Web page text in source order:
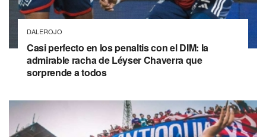
DALEROJO
Casi perfecto en los penaltis con el DIM: la
admirable racha de Léyser Chaverra que
sorprende a todos